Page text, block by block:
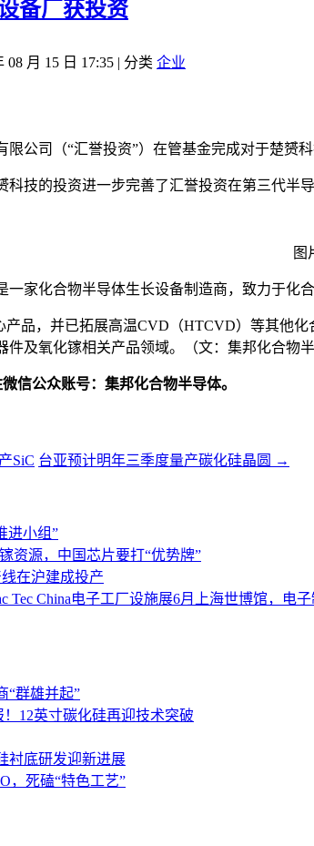
备厂获投资
08 月 15 日 17:35 | 分类 企业
公司（“汇誉投资”）在管基金完成对于楚赟
技的投资进一步完善了汇誉投资在第三代半
图
一家化合物半导体生长设备制造商，致力于化
品，并已拓展高温CVD（HTCVD）等其他
及氧化镓相关产品领域。（文：集邦化合物半
信公众账号：集邦化合物半导体。
SiC 台亚预计明年三季度量产碳化硅晶圆 →
进小组”
资源，中国芯片要打“优势牌”
在沪建成投产
Tec China电子工厂设施展6月上海世博馆，电
“群雄并起”
！12英寸碳化硅再迎技术突破
衬底研发迎新进展
，死磕“特色工艺”